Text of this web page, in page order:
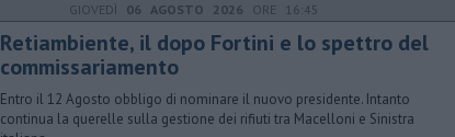
GIOVEDÌ 06 AGOSTO 2026 ORE 16:45
Retiambiente, il dopo Fortini e lo spettro del
commissariamento
Entro il 12 Agosto obbligo di nominare il nuovo presidente. Intanto
continua la querelle sulla gestione dei rifiuti tra Macelloni e Sinistra